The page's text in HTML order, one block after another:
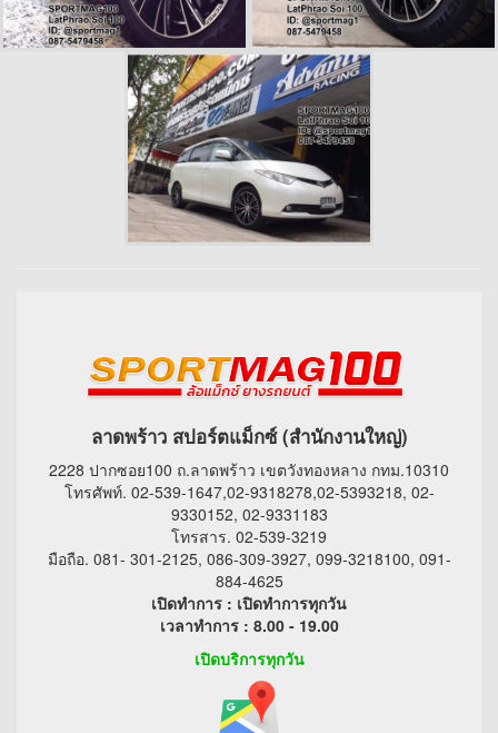
ลาดพร้าว สปอร์ตแม็กซ์ (สำนักงานใหญ่)
2228 ปากซอย100 ถ.ลาดพร้าว เขตวังทองหลาง กทม.10310
โทรศัพท์. 02-539-1647,02-9318278,02-5393218, 02-
9330152, 02-9331183
โทรสาร. 02-539-3219
มือถือ. 081- 301-2125, 086-309-3927, 099-3218100, 091-
884-4625
เปิดทำการ : เปิดทำการทุกวัน
เวลาทำการ : 8.00 - 19.00
เปิดบริการทุกวัน